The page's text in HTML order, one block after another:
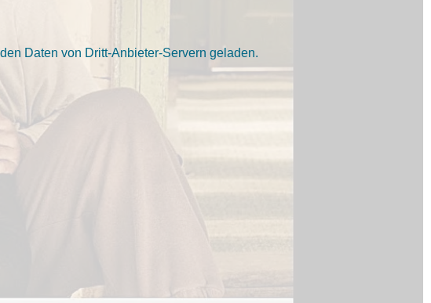
Daten von Dritt-Anbieter-Servern geladen.